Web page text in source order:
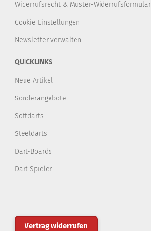
Widerrufsrecht & Muster-Widerrufsformular
Cookie Einstellungen
Newsletter verwalten
QUICKLINKS
Neue Artikel
Sonderangebote
Softdarts
Steeldarts
Dart-Boards
Dart-Spieler
Vertrag widerrufen